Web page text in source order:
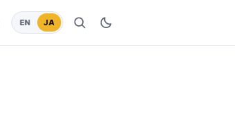
EN JA 検索 ダークモードに切り替え